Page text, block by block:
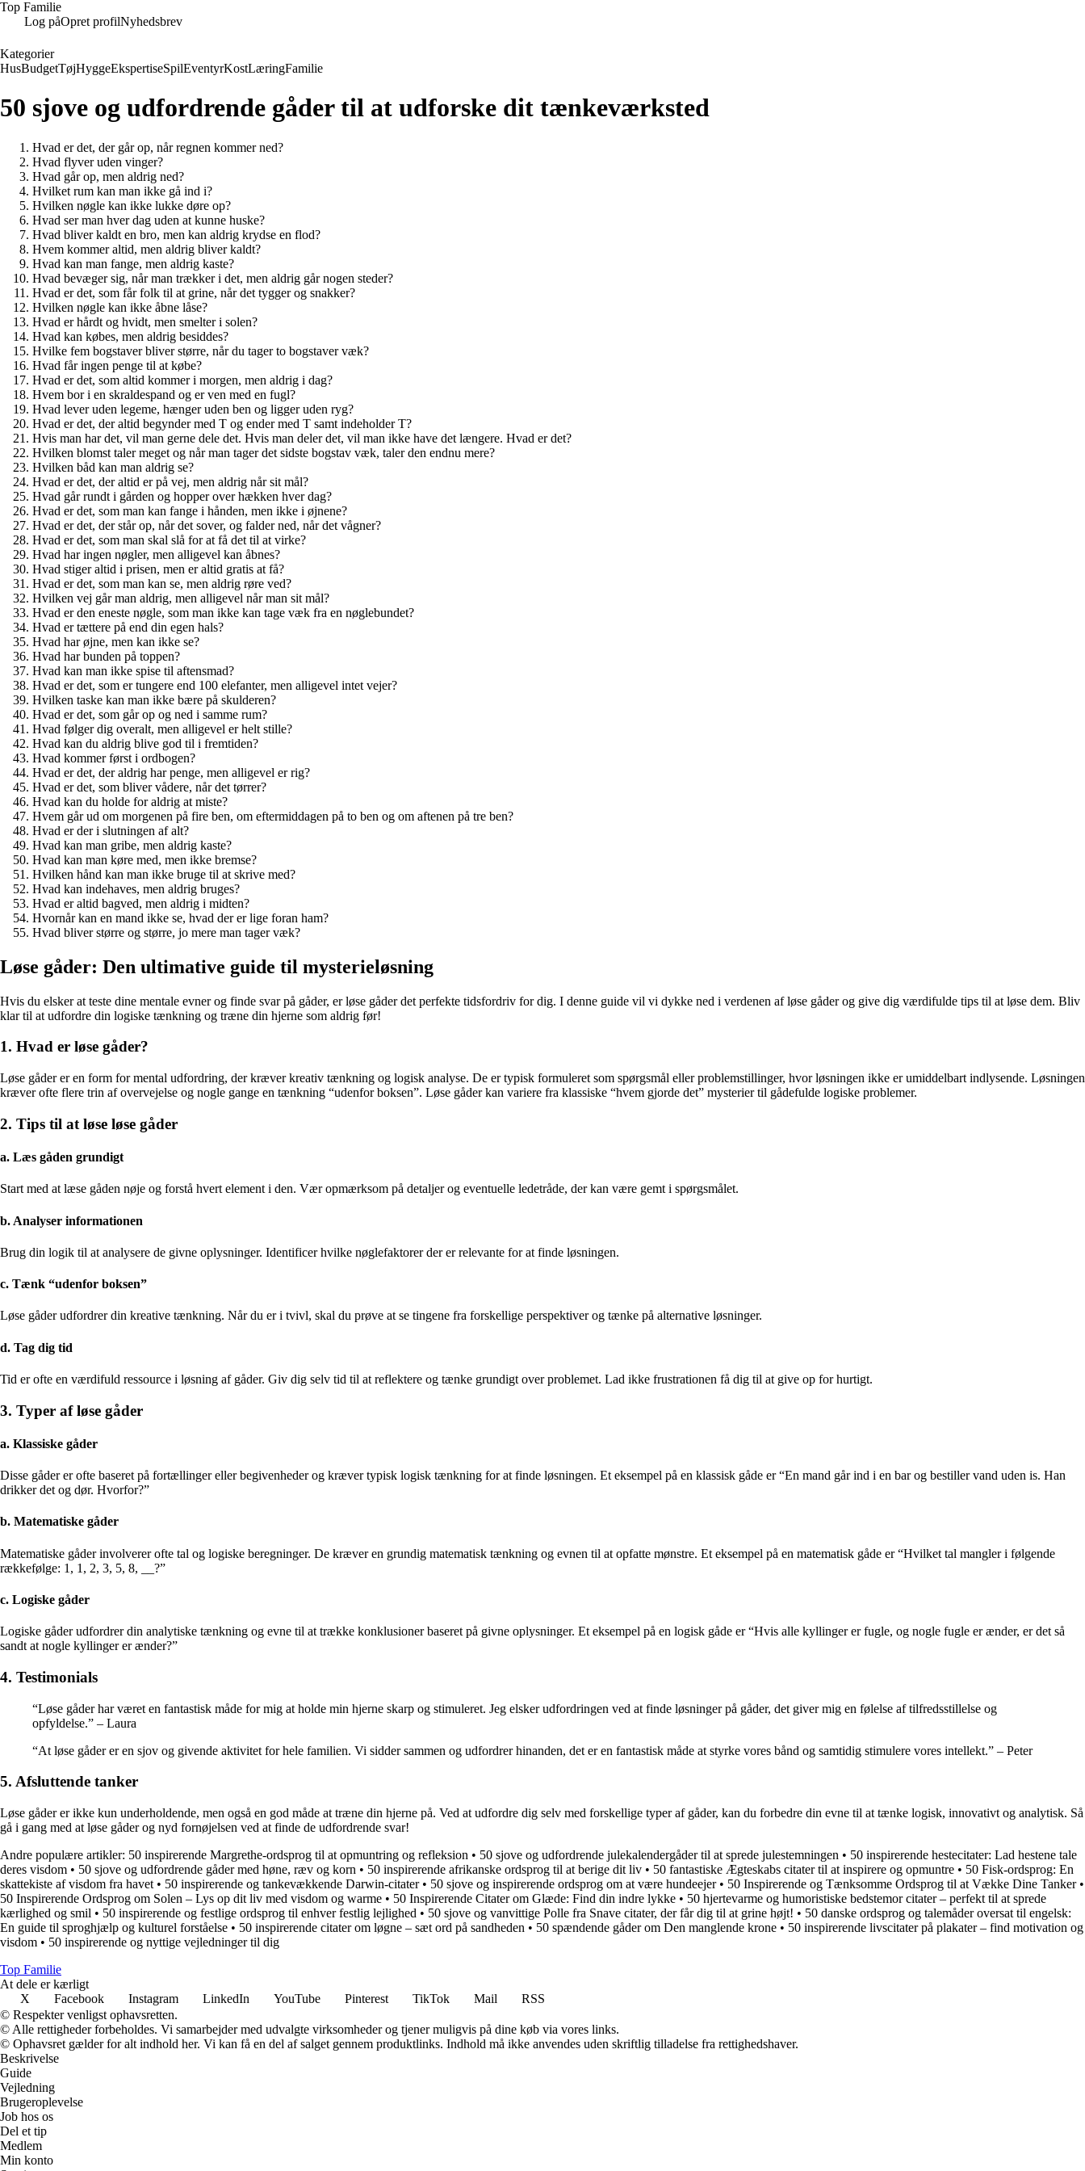
Top Familie
Log påOpret profilNyhedsbrev
Kategorier
HusBudgetTøjHyggeEkspertiseSpilEventyrKostLæringFamilie
50 sjove og udfordrende gåder til at udforske dit tænkeværksted
Hvad er det, der går op, når regnen kommer ned?
Hvad flyver uden vinger?
Hvad går op, men aldrig ned?
Hvilket rum kan man ikke gå ind i?
Hvilken nøgle kan ikke lukke døre op?
Hvad ser man hver dag uden at kunne huske?
Hvad bliver kaldt en bro, men kan aldrig krydse en flod?
Hvem kommer altid, men aldrig bliver kaldt?
Hvad kan man fange, men aldrig kaste?
Hvad bevæger sig, når man trækker i det, men aldrig går nogen steder?
Hvad er det, som får folk til at grine, når det tygger og snakker?
Hvilken nøgle kan ikke åbne låse?
Hvad er hårdt og hvidt, men smelter i solen?
Hvad kan købes, men aldrig besiddes?
Hvilke fem bogstaver bliver større, når du tager to bogstaver væk?
Hvad får ingen penge til at købe?
Hvad er det, som altid kommer i morgen, men aldrig i dag?
Hvem bor i en skraldespand og er ven med en fugl?
Hvad lever uden legeme, hænger uden ben og ligger uden ryg?
Hvad er det, der altid begynder med T og ender med T samt indeholder T?
Hvis man har det, vil man gerne dele det. Hvis man deler det, vil man ikke have det længere. Hvad er det?
Hvilken blomst taler meget og når man tager det sidste bogstav væk, taler den endnu mere?
Hvilken båd kan man aldrig se?
Hvad er det, der altid er på vej, men aldrig når sit mål?
Hvad går rundt i gården og hopper over hækken hver dag?
Hvad er det, som man kan fange i hånden, men ikke i øjnene?
Hvad er det, der står op, når det sover, og falder ned, når det vågner?
Hvad er det, som man skal slå for at få det til at virke?
Hvad har ingen nøgler, men alligevel kan åbnes?
Hvad stiger altid i prisen, men er altid gratis at få?
Hvad er det, som man kan se, men aldrig røre ved?
Hvilken vej går man aldrig, men alligevel når man sit mål?
Hvad er den eneste nøgle, som man ikke kan tage væk fra en nøglebundet?
Hvad er tættere på end din egen hals?
Hvad har øjne, men kan ikke se?
Hvad har bunden på toppen?
Hvad kan man ikke spise til aftensmad?
Hvad er det, som er tungere end 100 elefanter, men alligevel intet vejer?
Hvilken taske kan man ikke bære på skulderen?
Hvad er det, som går op og ned i samme rum?
Hvad følger dig overalt, men alligevel er helt stille?
Hvad kan du aldrig blive god til i fremtiden?
Hvad kommer først i ordbogen?
Hvad er det, der aldrig har penge, men alligevel er rig?
Hvad er det, som bliver vådere, når det tørrer?
Hvad kan du holde for aldrig at miste?
Hvem går ud om morgenen på fire ben, om eftermiddagen på to ben og om aftenen på tre ben?
Hvad er der i slutningen af alt?
Hvad kan man gribe, men aldrig kaste?
Hvad kan man køre med, men ikke bremse?
Hvilken hånd kan man ikke bruge til at skrive med?
Hvad kan indehaves, men aldrig bruges?
Hvad er altid bagved, men aldrig i midten?
Hvornår kan en mand ikke se, hvad der er lige foran ham?
Hvad bliver større og større, jo mere man tager væk?
Løse gåder: Den ultimative guide til mysterieløsning
Hvis du elsker at teste dine mentale evner og finde svar på gåder, er løse gåder det perfekte tidsfordriv for dig. I denne guide vil vi dykke ned i verdenen af løse gåder og give dig værdifulde tips til at løse dem. Bliv
klar til at udfordre din logiske tænkning og træne din hjerne som aldrig før!
1. Hvad er løse gåder?
Løse gåder er en form for mental udfordring, der kræver kreativ tænkning og logisk analyse. De er typisk formuleret som spørgsmål eller problemstillinger, hvor løsningen ikke er umiddelbart indlysende. Løsningen
kræver ofte flere trin af overvejelse og nogle gange en tænkning “udenfor boksen”. Løse gåder kan variere fra klassiske “hvem gjorde det” mysterier til gådefulde logiske problemer.
2. Tips til at løse løse gåder
a. Læs gåden grundigt
Start med at læse gåden nøje og forstå hvert element i den. Vær opmærksom på detaljer og eventuelle ledetråde, der kan være gemt i spørgsmålet.
b. Analyser informationen
Brug din logik til at analysere de givne oplysninger. Identificer hvilke nøglefaktorer der er relevante for at finde løsningen.
c. Tænk “udenfor boksen”
Løse gåder udfordrer din kreative tænkning. Når du er i tvivl, skal du prøve at se tingene fra forskellige perspektiver og tænke på alternative løsninger.
d. Tag dig tid
Tid er ofte en værdifuld ressource i løsning af gåder. Giv dig selv tid til at reflektere og tænke grundigt over problemet. Lad ikke frustrationen få dig til at give op for hurtigt.
3. Typer af løse gåder
a. Klassiske gåder
Disse gåder er ofte baseret på fortællinger eller begivenheder og kræver typisk logisk tænkning for at finde løsningen. Et eksempel på en klassisk gåde er “En mand går ind i en bar og bestiller vand uden is. Han
drikker det og dør. Hvorfor?”
b. Matematiske gåder
Matematiske gåder involverer ofte tal og logiske beregninger. De kræver en grundig matematisk tænkning og evnen til at opfatte mønstre. Et eksempel på en matematisk gåde er “Hvilket tal mangler i følgende
rækkefølge: 1, 1, 2, 3, 5, 8, __?”
c. Logiske gåder
Logiske gåder udfordrer din analytiske tænkning og evne til at trække konklusioner baseret på givne oplysninger. Et eksempel på en logisk gåde er “Hvis alle kyllinger er fugle, og nogle fugle er ænder, er det så
sandt at nogle kyllinger er ænder?”
4. Testimonials
“Løse gåder har været en fantastisk måde for mig at holde min hjerne skarp og stimuleret. Jeg elsker udfordringen ved at finde løsninger på gåder, det giver mig en følelse af tilfredsstillelse og
opfyldelse.” – Laura
“At løse gåder er en sjov og givende aktivitet for hele familien. Vi sidder sammen og udfordrer hinanden, det er en fantastisk måde at styrke vores bånd og samtidig stimulere vores intellekt.” – Peter
5. Afsluttende tanker
Løse gåder er ikke kun underholdende, men også en god måde at træne din hjerne på. Ved at udfordre dig selv med forskellige typer af gåder, kan du forbedre din evne til at tænke logisk, innovativt og analytisk. Så
gå i gang med at løse gåder og nyd fornøjelsen ved at finde de udfordrende svar!
Andre populære artikler: 50 inspirerende Margrethe-ordsprog til at opmuntring og refleksion • 50 sjove og udfordrende julekalendergåder til at sprede julestemningen • 50 inspirerende hestecitater: Lad hestene tale
deres visdom • 50 sjove og udfordrende gåder med høne, ræv og korn • 50 inspirerende afrikanske ordsprog til at berige dit liv • 50 fantastiske Ægteskabs citater til at inspirere og opmuntre • 50 Fisk-ordsprog: En
skattekiste af visdom fra havet • 50 inspirerende og tankevækkende Darwin-citater• 50 sjove og inspirerende ordsprog om at være hundeejer• 50 Inspirerende og Tænksomme Ordsprog til at Vække Dine Tanker•
50 Inspirerende Ordsprog om Solen – Lys op dit liv med visdom og warme • 50 Inspirerende Citater om Glæde: Find din indre lykke • 50 hjertevarme og humoristiske bedstemor citater – perfekt til at sprede
kærlighed og smil • 50 inspirerende og festlige ordsprog til enhver festlig lejlighed • 50 sjove og vanvittige Polle fra Snave citater, der får dig til at grine højt! • 50 danske ordsprog og talemåder oversat til engelsk:
En guide til sproghjælp og kulturel forståelse • 50 inspirerende citater om løgne – sæt ord på sandheden • 50 spændende gåder om Den manglende krone • 50 inspirerende livscitater på plakater – find motivation og
visdom • 50 inspirerende og nyttige vejledninger til dig
Top Familie
At dele er kærligt
X
Facebook Instagram LinkedIn YouTube Pinterest TikTok Mail
RSS
© Respekter venligst ophavsretten.
© Alle rettigheder forbeholdes. Vi samarbejder med udvalgte virksomheder og tjener muligvis på dine køb via vores links.
© Ophavsret gælder for alt indhold her. Vi kan få en del af salget gennem produktlinks. Indhold må ikke anvendes uden skriftlig tilladelse fra rettighedshaver.
Beskrivelse
Guide
Vejledning
Brugeroplevelse
Job hos os
Del et tip
Medlem
Min konto